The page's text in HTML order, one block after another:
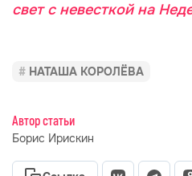
свет с невесткой на
НАТАША КОРОЛЁВА
Автор статьи
Борис Ирискин